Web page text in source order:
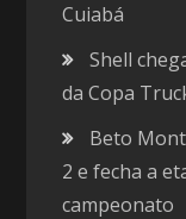
Cuiabá
Shell
da Copa
Beto
2 e fecha a
campeonato